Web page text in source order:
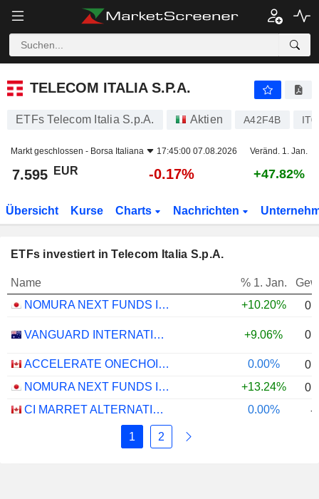
TELECOM ITALIA S.P.A.
TELECOM ITALIA S.P.A.
ETFs Telecom Italia S.p.A. Aktien A42F4B
Markt geschlossen - Borsa Italiana 17:45:00 07.08.2026 Veränd. 1. Jan.
7.595 EUR -0.17% +47.82%
Übersicht Kurse Charts Nachrichten
ETFs investiert in Telecom Italia S.p.A.
Name % 1. Jan.
NOMURA NEXT FUNDS INTERNATIONAL EQUITY MSCI-KOKUSAI (YEN-HEDGED) ETF - JPY
+10.20%
VANGUARD INTERNATIONAL EQUITY INDEX FUNDS - VANGUARD FTSE ALL-WORLD EX-US ETF +9.06%
ACCELERATE ONECHOICE ALTERNATIVE PORTFOLIO ETF - CAD 0.00%
NOMURA NEXT FUNDS INTERNATIONAL EQUITY MSCI-KOKUSAI (UNHEDGED) ETF - JPY
+13.24%
CI MARRET ALTERNATIVE ABSOLUTE RETURN BOND ETF - CAD
0.00% -
1 2